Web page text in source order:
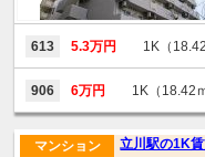
613 5.3万円 1K（
906 6万円 1K（18.42
立川駅の1K
マンション